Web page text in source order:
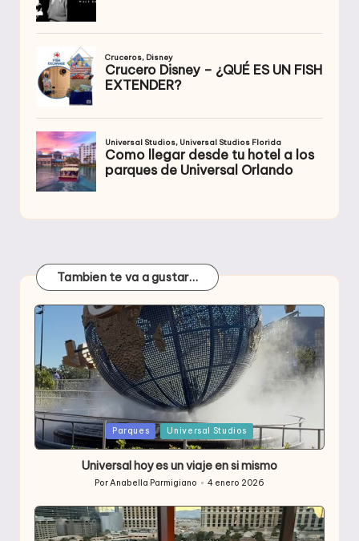
Tambien te va a gustar…
Publicada
en
Parques Universal Studios
Universal hoy es un viaje en si mismo
Publicado
Por Anabella Parmigiano 4 enero 2026